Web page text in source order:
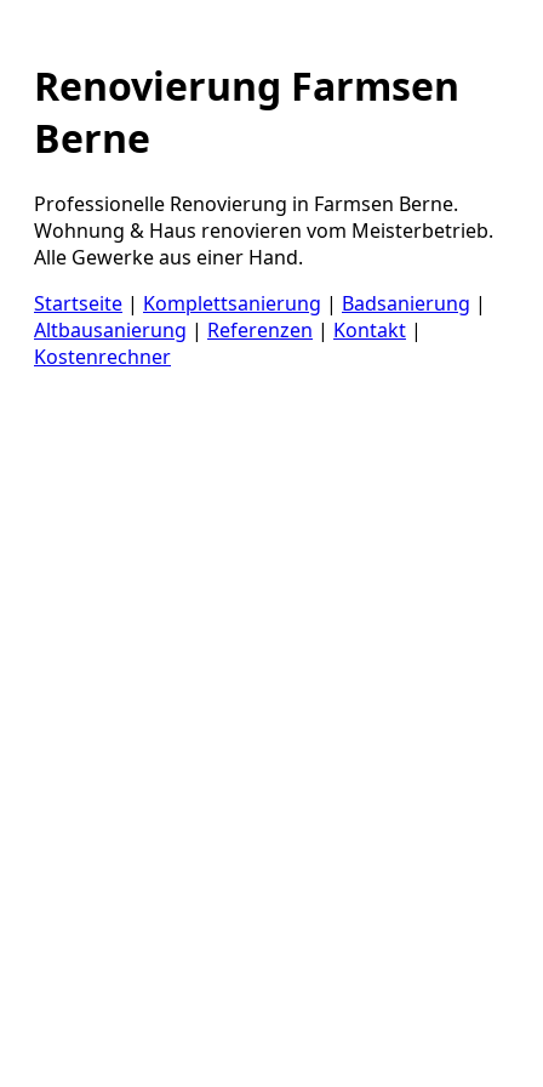
Renovierung Farmsen
Berne
Professionelle Renovierung in Farmsen Berne.
Wohnung & Haus renovieren vom Meisterbetrieb.
Alle Gewerke aus einer Hand.
Startseite | Komplettsanierung | Badsanierung |
Altbausanierung | Referenzen | Kontakt |
Kostenrechner